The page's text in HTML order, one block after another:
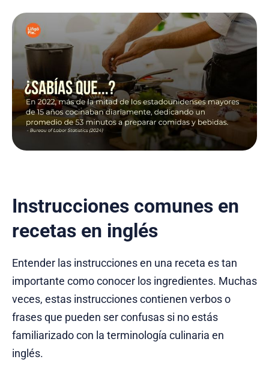
Instrucciones comunes en
recetas en inglés
Entender las instrucciones en una receta es tan
importante como conocer los ingredientes. Muchas
veces, estas instrucciones contienen verbos o
frases que pueden ser confusas si no estás
familiarizado con la terminología culinaria en
inglés.